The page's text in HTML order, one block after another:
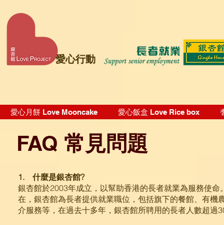
愛心行動
愛心月餅 Love Mooncake 愛心飯盒 Love Rice box
​FAQ 常見問題
1. 什麼是銀杏館?
銀杏館於2003年成立，以幫助香港的長者就業為服務使
在，銀杏館為長者提供就業職位，包括旗下的餐館、有
介服務等，在過去十多年，銀杏館所聘用的長者人數超過